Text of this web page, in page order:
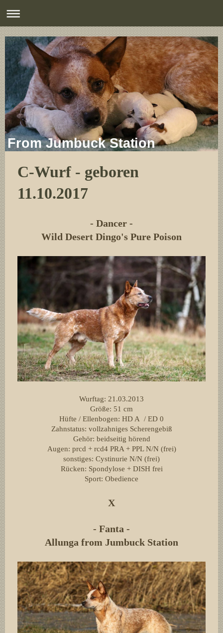
From Jumbuck Station
C-Wurf - geboren
11.10.2017
- Dancer -
Wild Desert Dingo's Pure Poison
Wurftag: 21.03.2013
Größe: 51 cm
Hüfte / Ellenbogen: HD A / ED 0
Zahnstatus: vollzahniges Scherengebiß
Gehör: beidseitig hörend
Augen: prcd + rcd4 PRA + PPL N/N (frei)
sonstiges: Cystinurie N/N (frei)
Rücken: Spondylose + DISH frei
Sport: Obedience
X
- Fanta -
Allunga from Jumbuck Station